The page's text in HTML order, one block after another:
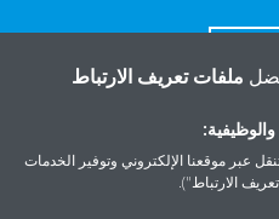
ملفات تعريف الارتباط
عبر موقعنا الإلكتروني وتوفير الخدمات
الارتباط").